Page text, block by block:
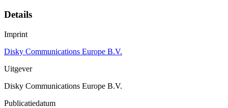
Details
Imprint
Disky Communications Europe B.V.
Uitgever
Disky Communications Europe B.V.
Publicatiedatum